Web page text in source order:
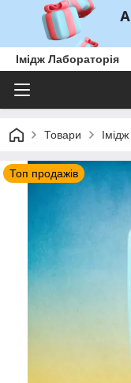
Імідж Лабораторія
Товари
Топ продажів